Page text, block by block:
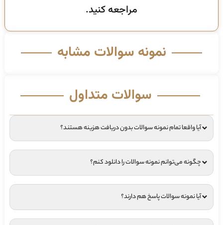
مراجعه کنید.
نمونه سوالات مشابه
سوالات متداول
آیا واقعا تمام نمونه سوالات بدون دریافت هزینه هستند؟
چگونه می‌توانم نمونه سوالات را دانلود کنم؟
آیا نمونه سوالات پاسخ هم دارند؟